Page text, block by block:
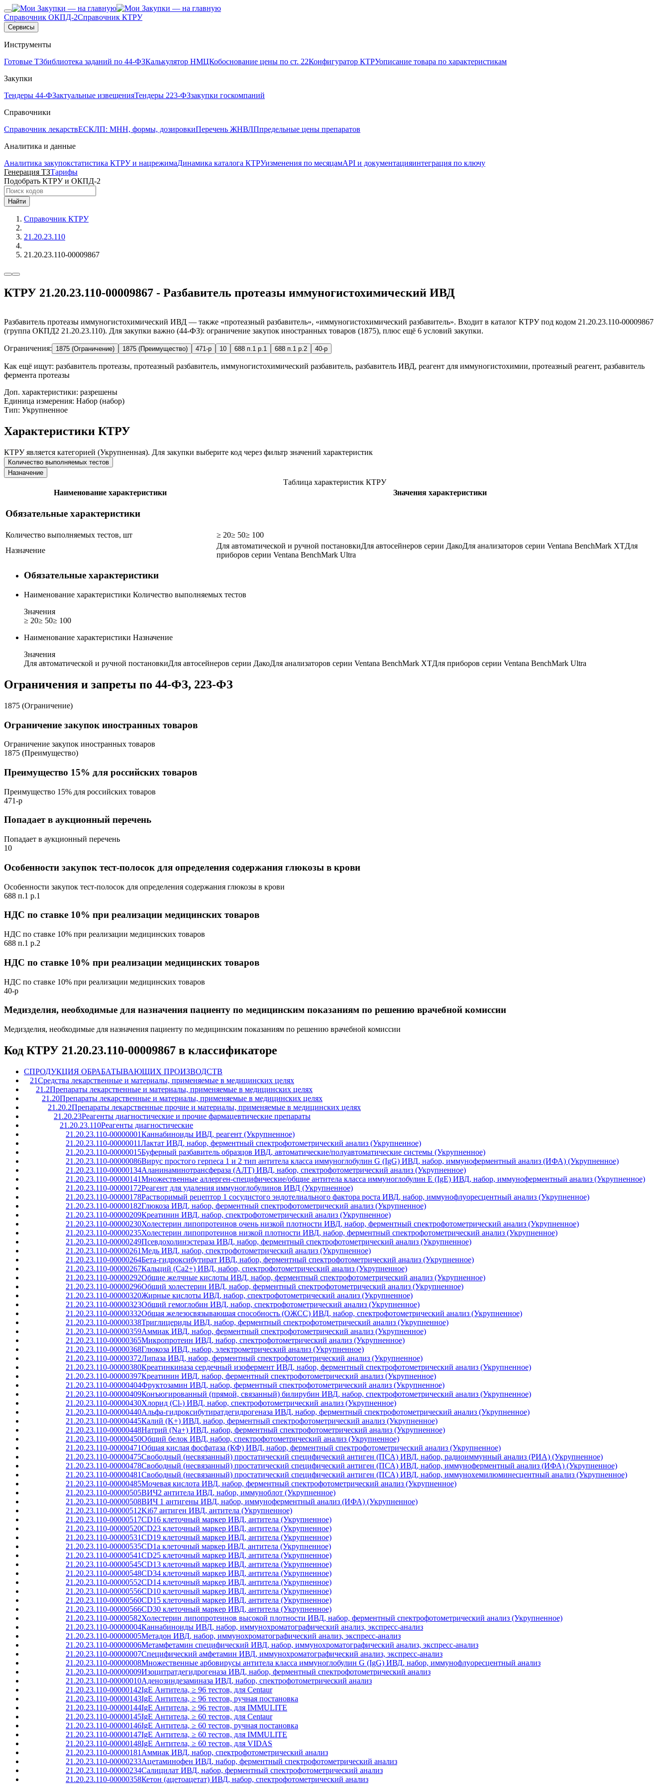
Справочник ОКПД-2Справочник КТРУ
Сервисы
Инструменты
Готовые ТЗбиблиотека заданий по 44-ФЗКалькулятор НМЦКобоснование цены по ст. 22Конфигуратор КТРУописание товара по характеристикам
Закупки
Тендеры 44-ФЗактуальные извещенияТендеры 223-ФЗзакупки госкомпаний
Справочники
Справочник лекарствЕСКЛП: МНН, формы, дозировкиПеречень ЖНВЛПпредельные цены препаратов
Аналитика и данные
Аналитика закупокстатистика КТРУ и нацрежимаДинамика каталога КТРУизменения по месяцамAPI и документацияинтеграция по ключу
Генерация ТЗТарифы
Подобрать КТРУ и ОКПД-2
Найти
Справочник КТРУ
21.20.23.110
21.20.23.110-00009867
КТРУ 21.20.23.110-00009867 - Разбавитель протеазы иммуногистохимический ИВД
Разбавитель протеазы иммуногистохимический ИВД — также «протеазный разбавитель», «иммуногистохимический разбавитель». Входит в каталог КТРУ под кодом 21.20.23.110-00009867
(группа ОКПД2 21.20.23.110). Для закупки важно (44-ФЗ): ограничение закупок иностранных товаров (1875), плюс ещё 6 условий закупки.
Ограничения: 1875 (Ограничение) 1875 (Преимущество) 471-р 10 688 п.1 р.1 688 п.1 р.2 40-р
Как ещё ищут: разбавитель протеазы, протеазный разбавитель, иммуногистохимический разбавитель, разбавитель ИВД, реагент для иммуногистохимии, протеазный реагент, разбавитель
фермента протеазы
Доп. характеристики: разрешены
Единица измерения: Набор (набор)
Тип: Укрупненное
Характеристики КТРУ
КТРУ является категорией (Укрупненная). Для закупки выберите код через фильтр значений характеристик
Количество выполняемых тестов
Назначение
Таблица характеристик КТРУ
Наименование характеристики
Значения характеристики
Обязательные характеристики
Количество выполняемых тестов, шт ≥ 20≥ 50≥ 100
Назначение
Для автоматической и ручной постановкиДля автосейнеров серии ДакоДля анализаторов серии Ventana BenchMark XTДля
приборов серии Ventana BenchMark Ultra
Обязательные характеристики
Наименование характеристики Количество выполняемых тестов
Значения
≥ 20≥ 50≥ 100
Наименование характеристики Назначение
Значения
Для автоматической и ручной постановкиДля автосейнеров серии ДакоДля анализаторов серии Ventana BenchMark XTДля приборов серии Ventana BenchMark Ultra
Ограничения и запреты по 44-ФЗ, 223-ФЗ
1875 (Ограничение)
Ограничение закупок иностранных товаров
Ограничение закупок иностранных товаров
1875 (Преимущество)
Преимущество 15% для российских товаров
Преимущество 15% для российских товаров
471-р
Попадает в аукционный перечень
Попадает в аукционный перечень
10
Особенности закупок тест-полосок для определения содержания глюкозы в крови
Особенности закупок тест-полосок для определения содержания глюкозы в крови
688 п.1 р.1
НДС по ставке 10% при реализации медицинских товаров
НДС по ставке 10% при реализации медицинских товаров
688 п.1 р.2
НДС по ставке 10% при реализации медицинских товаров
НДС по ставке 10% при реализации медицинских товаров
40-р
Медизделия, необходимые для назначения пациенту по медицинским показаниям по решению врачебной комиссии
Медизделия, необходимые для назначения пациенту по медицинским показаниям по решению врачебной комиссии
Код КТРУ 21.20.23.110-00009867 в классификаторе
CПРОДУКЦИЯ ОБРАБАТЫВАЮЩИХ ПРОИЗВОДСТВ
21Средства лекарственные и материалы, применяемые в медицинских целях
21.2Препараты лекарственные и материалы, применяемые в медицинских целях
21.20Препараты лекарственные и материалы, применяемые в медицинских целях
21.20.2Препараты лекарственные прочие и материалы, применяемые в медицинских целях
21.20.23Реагенты диагностические и прочие фармацевтические препараты
21.20.23.110Реагенты диагностические
21.20.23.110-00000001Каннабиноиды ИВД, реагент (Укрупненное)
21.20.23.110-00000011Лактат ИВД, набор, ферментный спектрофотометрический анализ (Укрупненное)
21.20.23.110-00000015Буферный разбавитель образцов ИВД, автоматические/полуавтоматические системы (Укрупненное)
21.20.23.110-00000086Вирус простого герпеса 1 и 2 тип антитела класса иммуноглобулин G (IgG) ИВД, набор, иммуноферментный анализ (ИФА) (Укрупненное)
21.20.23.110-00000134Аланинаминотрансфераза (АЛТ) ИВД, набор, спектрофотометрический анализ (Укрупненное)
21.20.23.110-00000141Множественные аллерген-специфические/общие антитела класса иммуноглобулин Е (IgE) ИВД, набор, иммуноферментный анализ (Укрупненное)
21.20.23.110-00000172Реагент для удаления иммуноглобулинов ИВД (Укрупненное)
21.20.23.110-00000178Растворимый рецептор 1 сосудистого эндотелиального фактора роста ИВД, набор, иммунофлуоресцентный анализ (Укрупненное)
21.20.23.110-00000182Глюкоза ИВД, набор, ферментный спектрофотометрический анализ (Укрупненное)
21.20.23.110-00000209Креатинин ИВД, набор, спектрофотометрический анализ (Укрупненное)
21.20.23.110-00000230Холестерин липопротеинов очень низкой плотности ИВД, набор, ферментный спектрофотометрический анализ (Укрупненное)
21.20.23.110-00000235Холестерин липопротеинов низкой плотности ИВД, набор, ферментный спектрофотометрический анализ (Укрупненное)
21.20.23.110-00000249Псевдохолинэстераза ИВД, набор, ферментный спектрофотометрический анализ (Укрупненное)
21.20.23.110-00000261Медь ИВД, набор, спектрофотометрический анализ (Укрупненное)
21.20.23.110-00000264Бета-гидроксибутират ИВД, набор, ферментный спектрофотометрический анализ (Укрупненное)
21.20.23.110-00000267Кальций (Ca2+) ИВД, набор, спектрофотометрический анализ (Укрупненное)
21.20.23.110-00000292Общие желчные кислоты ИВД, набор, ферментный спектрофотометрический анализ (Укрупненное)
21.20.23.110-00000296Общий холестерин ИВД, набор, ферментный спектрофотометрический анализ (Укрупненное)
21.20.23.110-00000320Жирные кислоты ИВД, набор, спектрофотометрический анализ (Укрупненное)
21.20.23.110-00000323Общий гемоглобин ИВД, набор, спектрофотометрический анализ (Укрупненное)
21.20.23.110-00000332Общая железосвязывающая способность (ОЖСС) ИВД, набор, спектрофотометрический анализ (Укрупненное)
21.20.23.110-00000338Триглицериды ИВД, набор, ферментный спектрофотометрический анализ (Укрупненное)
21.20.23.110-00000359Аммиак ИВД, набор, ферментный спектрофотометрический анализ (Укрупненное)
21.20.23.110-00000365Микропротеин ИВД, набор, спектрофотометрический анализ (Укрупненное)
21.20.23.110-00000368Глюкоза ИВД, набор, электрометрический анализ (Укрупненное)
21.20.23.110-00000372Липаза ИВД, набор, ферментный спектрофотометрический анализ (Укрупненное)
21.20.23.110-00000380Креатинкиназа сердечный изофермент ИВД, набор, ферментный спектрофотометрический анализ (Укрупненное)
21.20.23.110-00000397Креатинин ИВД, набор, ферментный спектрофотометрический анализ (Укрупненное)
21.20.23.110-00000404Фруктозамин ИВД, набор, ферментный спектрофотометрический анализ (Укрупненное)
21.20.23.110-00000409Конъюгированный (прямой, связанный) билирубин ИВД, набор, спектрофотометрический анализ (Укрупненное)
21.20.23.110-00000430Хлорид (Cl-) ИВД, набор, спектрофотометрический анализ (Укрупненное)
21.20.23.110-00000440Альфа-гидроксибутиратдегидрогеназа ИВД, набор, ферментный спектрофотометрический анализ (Укрупненное)
21.20.23.110-00000445Калий (K+) ИВД, набор, ферментный спектрофотометрический анализ (Укрупненное)
21.20.23.110-00000448Натрий (Na+) ИВД, набор, ферментный спектрофотометрический анализ (Укрупненное)
21.20.23.110-00000450Общий белок ИВД, набор, спектрофотометрический анализ (Укрупненное)
21.20.23.110-00000471Общая кислая фосфатаза (КФ) ИВД, набор, ферментный спектрофотометрический анализ (Укрупненное)
21.20.23.110-00000475Свободный (несвязанный) простатический специфический антиген (ПСА) ИВД, набор, радиоиммунный анализ (РИА) (Укрупненное)
21.20.23.110-00000478Свободный (несвязанный) простатический специфический антиген (ПСА) ИВД, набор, иммуноферментный анализ (ИФА) (Укрупненное)
21.20.23.110-00000481Свободный (несвязанный) простатический специфический антиген (ПСА) ИВД, набор, иммунохемилюминесцентный анализ (Укрупненное)
21.20.23.110-00000485Мочевая кислота ИВД, набор, ферментный спектрофотометрический анализ (Укрупненное)
21.20.23.110-00000505ВИЧ2 антитела ИВД, набор, иммуноблот (Укрупненное)
21.20.23.110-00000508ВИЧ 1 антигены ИВД, набор, иммуноферментный анализ (ИФА) (Укрупненное)
21.20.23.110-00000512Ki67 антиген ИВД, антитела (Укрупненное)
21.20.23.110-00000517CD16 клеточный маркер ИВД, антитела (Укрупненное)
21.20.23.110-00000520CD23 клеточный маркер ИВД, антитела (Укрупненное)
21.20.23.110-00000531CD19 клеточный маркер ИВД, антитела (Укрупненное)
21.20.23.110-00000535CD1a клеточный маркер ИВД, антитела (Укрупненное)
21.20.23.110-00000541CD25 клеточный маркер ИВД, антитела (Укрупненное)
21.20.23.110-00000545CD13 клеточный маркер ИВД, антитела (Укрупненное)
21.20.23.110-00000548CD34 клеточный маркер ИВД, антитела (Укрупненное)
21.20.23.110-00000552CD14 клеточный маркер ИВД, антитела (Укрупненное)
21.20.23.110-00000556CD10 клеточный маркер ИВД, антитела (Укрупненное)
21.20.23.110-00000560CD15 клеточный маркер ИВД, антитела (Укрупненное)
21.20.23.110-00000566CD30 клеточный маркер ИВД, антитела (Укрупненное)
21.20.23.110-00000582Холестерин липопротеинов высокой плотности ИВД, набор, ферментный спектрофотометрический анализ (Укрупненное)
21.20.23.110-00000004Каннабиноиды ИВД, набор, иммунохроматографический анализ, экспресс-анализ
21.20.23.110-00000005Метадон ИВД, набор, иммунохроматографический анализ, экспресс-анализ
21.20.23.110-00000006Метамфетамин специфический ИВД, набор, иммунохроматографический анализ, экспресс-анализ
21.20.23.110-00000007Специфический амфетамин ИВД, иммунохроматографический анализ, экспресс-анализ
21.20.23.110-00000008Множественные арбовирусы антитела класса иммуноглобулин G (IgG) ИВД, набор, иммунофлуоресцентный анализ
21.20.23.110-00000009Изоцитратдегидрогеназа ИВД, набор, ферментный спектрофотометрический анализ
21.20.23.110-00000010Аденозиндезаминаза ИВД, набор, спектрофотометрический анализ
21.20.23.110-00000142IgE Антитела, ≥ 96 тестов, для Centaur
21.20.23.110-00000143IgE Антитела, ≥ 96 тестов, ручная постановка
21.20.23.110-00000144IgE Антитела, ≥ 96 тестов, для IMMULITE
21.20.23.110-00000145IgE Антитела, ≥ 60 тестов, для Centaur
21.20.23.110-00000146IgE Антитела, ≥ 60 тестов, ручная постановка
21.20.23.110-00000147IgE Антитела, ≥ 60 тестов, для IMMULITE
21.20.23.110-00000148IgE Антитела, ≥ 60 тестов, для VIDAS
21.20.23.110-00000181 Аммиак ИВД, набор, спектрофотометрический анализ
21.20.23.110-00000233Ацетаминофен ИВД, набор, ферментный спектрофотометрический анализ
21.20.23.110-00000234Салицилат ИВД, набор, ферментный спектрофотометрический анализ
21.20.23.110-00000358Кетон (ацетоацетат) ИВД, набор, спектрофотометрический анализ